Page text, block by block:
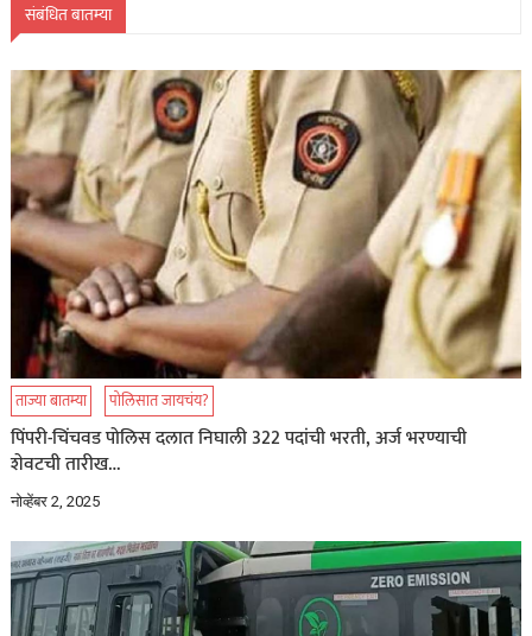
संबंधित बातम्या
ताज्या बातम्या पोलिसात जायचंय?
पिंपरी-चिंचवड पोलिस दलात निघाली 322 पदांची भरती, अर्ज भरण्याची
शेवटची तारीख…
नोव्हेंबर 2, 2025